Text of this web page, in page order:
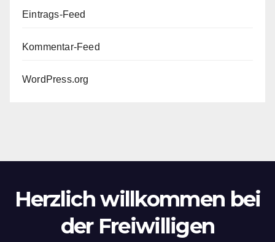
Eintrags-Feed
Kommentar-Feed
WordPress.org
Herzlich willkommen bei
der Freiwilligen